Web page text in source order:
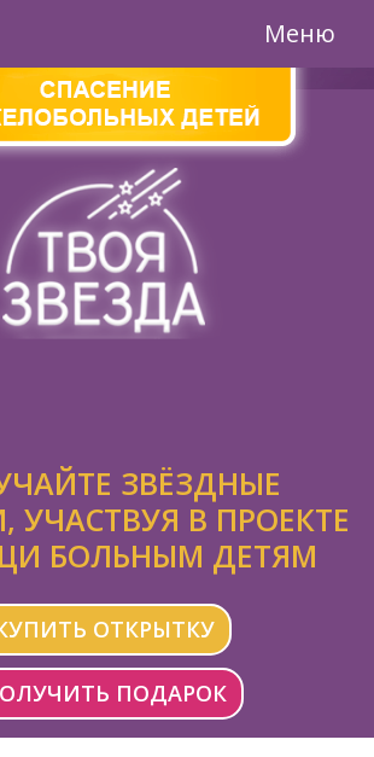
Меню
ЗВЁЗДНЫЕ
УЧАСТВУЯ В ПРОЕКТЕ
БОЛЬНЫМ ДЕТЯМ
ОТКРЫТКУ
ПОДАРОК